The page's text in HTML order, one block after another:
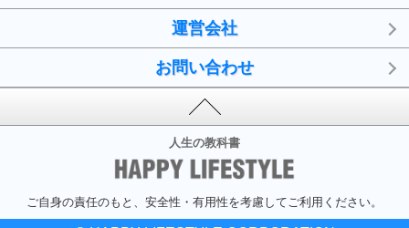
運営会社
お問い合わせ
人生の教科書
ご自身の責任のもと、安全性・有用性を考慮してご利用ください。